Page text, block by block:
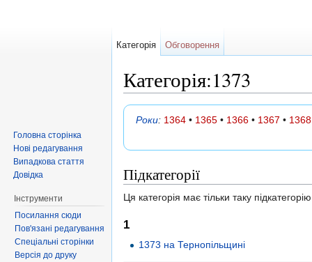
Категорія:1373
Роки: 1364• 1365• 1366• 1367 • 1368
Підкатегорії
Ця категорія має тільки таку
1
1373 на Тернопільщині
Категорія Обговорення
Головна сторінка
Нові редагування
Випадкова стаття
Довідка
Інструменти
Посилання сюди
Пов'язані редагування
Спеціальні сторінки
Версія до друку